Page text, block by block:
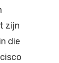
zijn
die